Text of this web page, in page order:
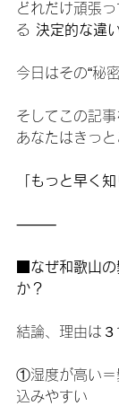
どれだけ頑張っ
る 決定的な違
今日はその“秘
そしてこの記事
あなたはきっと
「もっと早く
⸻
■なぜ和歌山
か？
結論、理由は３
①湿度が高い＝
込みやすい